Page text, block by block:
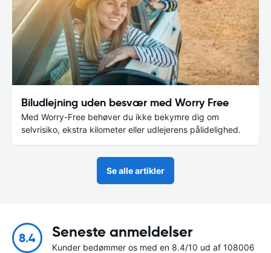
Biludlejning uden besvær med Worry Free
Med Worry-Free behøver du ikke bekymre dig om
selvrisiko, ekstra kilometer eller udlejerens pålidelighed.
Se alle artikler
8.4 Seneste anmeldelser
Kunder bedømmer os med en 8.4/10 ud af 108006